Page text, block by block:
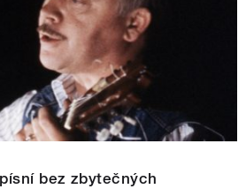
bez zbytečných